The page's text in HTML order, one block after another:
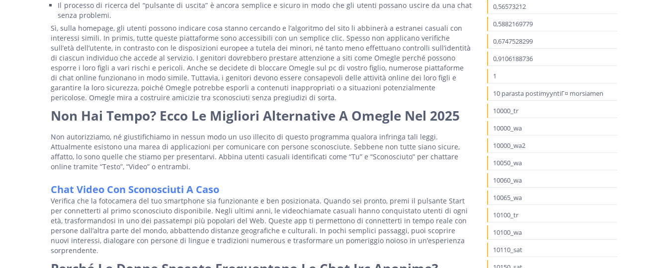
Il processo di ricerca del “pulsante di uscita” è ancora semplice e sicuro in modo che gli utenti possano uscire da una chat
senza problemi.
Sì, sulla homepage, gli utenti possono indicare cosa stanno cercando e l’algoritmo del sito li abbinerà a estranei casuali con
interessi simili. In primis, tutte queste piattaforme sono accessibili con un semplice clic. Spesso non applicano verifiche
sull’età dell’utente, in contrasto con le disposizioni europee a tutela dei minori, né tanto meno effettuano controlli sull’identità
di ciascun individuo che accede al servizio. I genitori dovrebbero prestare attenzione a siti come Omegle perché possono
esporre i loro figli a vari rischi e pericoli. Anche se decidete di bloccare Omegle sul pc di vostro figlio, numerose piattaforme
di chat online funzionano in modo simile. Tuttavia, i genitori devono essere consapevoli delle attività online dei loro figli e
garantire la loro sicurezza, poiché Omegle potrebbe esporli a contenuti inappropriati o a situazioni potenzialmente
pericolose. Omegle mira a costruire amicizie tra sconosciuti senza pregiudizi di sorta.
Non Hai Tempo? Ecco Le Migliori Alternative A Omegle Nel 2025
Non autorizziamo, né giustifichiamo in nessun modo un uso illecito di questo programma qualora infringa tali leggi.
Attualmente esistono una marea di applicazioni per comunicare con persone sconosciute. Sebbene non tutte siano sicure,
affatto, lo sono quelle che stiamo per presentarvi. Abbina utenti casuali identificati come “Tu” e “Sconosciuto” per chattare
online tramite “Testo”, “Video” o entrambi.
Chat Video Con Sconosciuti A Caso
Verifica che la fotocamera del tuo smartphone sia funzionante e ben posizionata. Quando sei pronto, premi il pulsante Start
per connetterti al primo sconosciuto disponibile. Negli ultimi anni, le videochiamate casuali hanno conquistato utenti di ogni
età, trasformandosi in uno dei passatempi più popolari del Web. Queste app ti permettono di connetterti in tempo reale con
persone dall’altra parte del mondo, abbattendo distanze geografiche e culturali. In pochi semplici passaggi, puoi scoprire
nuovi interessi, dialogare con persone di lingue e tradizioni numerous e trasformare un pomeriggio noioso in un’esperienza
sorprendente.
0,56573212
0,5882169779
0,6747528299
0,9106188736
1
10 parasta postimyyntiГ¤ morsiamen
10000_tr
10000_wa
10000_wa2
10050_wa
10060_wa
10065_wa
10100_tr
10100_wa
10110_sat